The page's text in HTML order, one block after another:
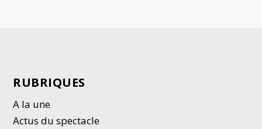
RUBRIQUES
A la une
Actus du spectacle